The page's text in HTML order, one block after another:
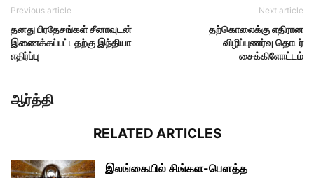
Previous article
தனது பிரதேசங்கள் சீனாவுடன்
இணைக்கப்பட்டதற்கு இந்தியா
எதிர்ப்பு
Next article
தற்கொலைக்கு எதிரான
விழிப்புணர்வு தொடர்
சைக்கிளோட்டம்
ஆர்த்தி
RELATED ARTICLES
இலங்கையில் சிங்கள-பௌத்த